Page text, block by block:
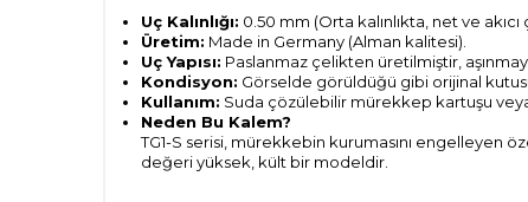
Uç Kalınlığı: 0.50 mm (Orta kalınlıkta, net ve akıcı
Üretim: Made in Germany (Alman kalitesi).
Uç Yapısı: Paslanmaz çelikten üretilmiştir,
Kondisyon: Görselde görüldüğü gibi orijinal
Kullanım: Suda çözülebilir mürekkep kartuşu
Neden Bu Kalem?
TG1-S serisi, mürekkebin kurumasını
değeri yüksek, kült bir modeldir.